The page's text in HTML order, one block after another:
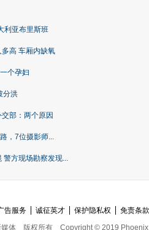
利亚布里斯班
高 车厢内缺氧
个孕妇
分洪
部：两个原因
，7位摄影师...
警方现场勘察发现...
告服务 诚征英才 保护隐私权 免责条款
体
版权所有 Copyright © 2019